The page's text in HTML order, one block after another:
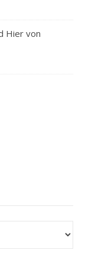
Hier von